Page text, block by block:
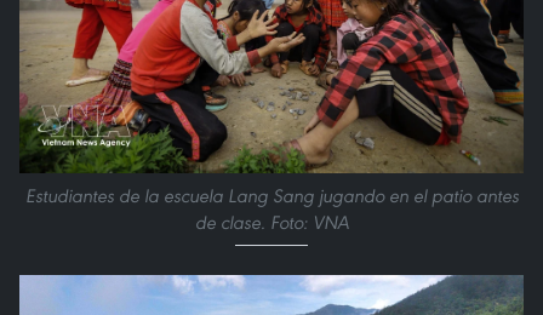
Estudiantes de la escuela Lang Sang jugando en el patio antes
de clase. Foto: VNA